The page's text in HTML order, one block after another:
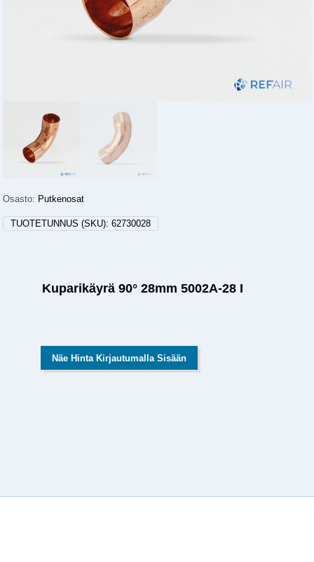
Osasto: Putkenosat
TUOTETUNNUS (SKU):62730028
Kuparikäyrä 90° 28mm 5002A-28 I
Näe Hinta Kirjautumalla Sisään